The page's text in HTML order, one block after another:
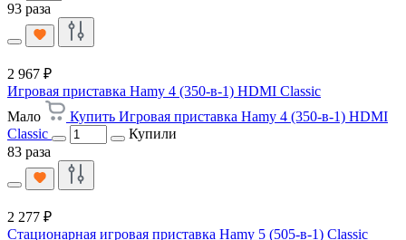
93 раза
2 967 ₽
Игровая приставка Hamy 4 (350-в-1) HDMI Classic
Мало
Купить Игровая приставка Hamy 4 (350-в-1) HDMI
Classic
Купили
83 раза
2 277 ₽
Стационарная игровая приставка Hamy 5 (505-в-1) Classic